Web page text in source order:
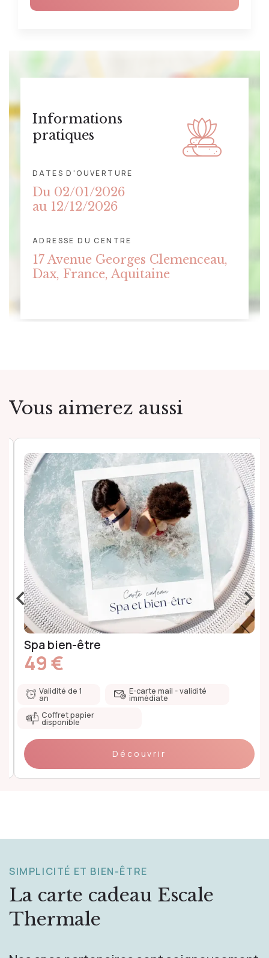
CARTE
Informations
pratiques
DATES D'OUVERTURE
Du 02/01/2026
au 12/12/2026
ADRESSE DU CENTRE
17 Avenue Georges Clemenceau,
Dax, France, Aquitaine
Vous aimerez aussi
Spa bien-être
49 €
Validité de 1
an
E-carte mail - validité
immédiate
Coffret papier
disponible
Découvrir
‹ ›
SIMPLICITÉ ET BIEN-ÊTRE
La carte cadeau Escale
Thermale